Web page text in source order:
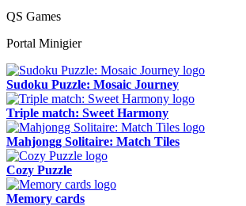
QS Games
Portal Minigier
Sudoku Puzzle: Mosaic Journey
Triple match: Sweet Harmony
Mahjongg Solitaire: Match Tiles
Cozy Puzzle
Memory cards